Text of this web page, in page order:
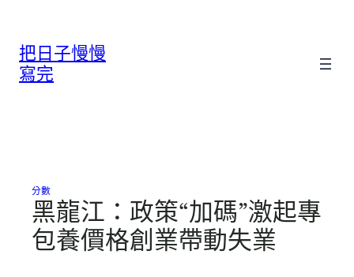
把日子慢慢
寫完
分數
黑龍江：政策“加碼”激起專
包養價格創業帶動失業